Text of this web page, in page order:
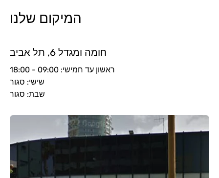
המיקום שלנו
חומה ומגדל 6, תל אביב
ראשון עד חמישי: 09:00 - 18:00
שישי: סגור
שבת: סגור